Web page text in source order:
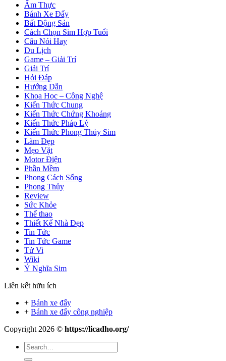
Ẩm Thực
Bánh Xe Đẩy
Bất Động Sản
Cách Chọn Sim Hợp Tuổi
Câu Nói Hay
Du Lịch
Game – Giải Trí
Giải Trí
Hỏi Đáp
Hướng Dẫn
Khoa Học – Công Nghệ
Kiến Thức Chung
Kiến Thức Chứng Khoáng
Kiến Thức Pháp Lý
Kiến Thức Phong Thủy Sim
Làm Đẹp
Mẹo Vặt
Motor Điện
Phần Mềm
Phong Cách Sống
Phong Thủy
Review
Sức Khỏe
Thể thao
Thiết Kế Nhà Đẹp
Tin Tức
Tin Tức Game
Tử Vi
Wiki
Ý Nghĩa Sim
Liên kết hữu ích
+ Bánh xe đẩy
+ Bánh xe đẩy công nghiệp
Copyright 2026 © https://licadho.org/